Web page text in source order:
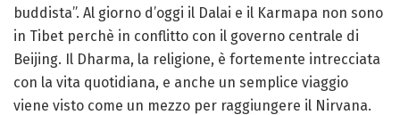
buddista”. Al giorno d’oggi il Dalai e il Karmapa non sono
in Tibet perchè in conflitto con il governo centrale di
Beijing. Il Dharma, la religione, è fortemente intrecciata
con la vita quotidiana, e anche un semplice viaggio
viene visto come un mezzo per raggiungere il Nirvana.